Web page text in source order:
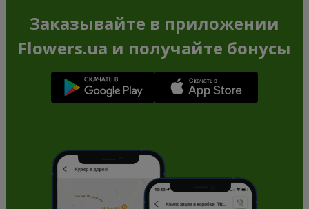
Заказывайте в приложении
Flowers.ua и получайте бонусы